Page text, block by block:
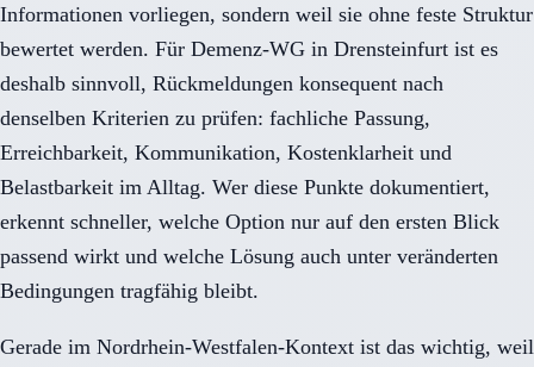
Informationen vorliegen, sondern weil sie ohne feste Struktur
bewertet werden. Für Demenz-WG in Drensteinfurt ist es
deshalb sinnvoll, Rückmeldungen konsequent nach
denselben Kriterien zu prüfen: fachliche Passung,
Erreichbarkeit, Kommunikation, Kostenklarheit und
Belastbarkeit im Alltag. Wer diese Punkte dokumentiert,
erkennt schneller, welche Option nur auf den ersten Blick
passend wirkt und welche Lösung auch unter veränderten
Bedingungen tragfähig bleibt.
Gerade im Nordrhein-Westfalen-Kontext ist das wichtig, weil